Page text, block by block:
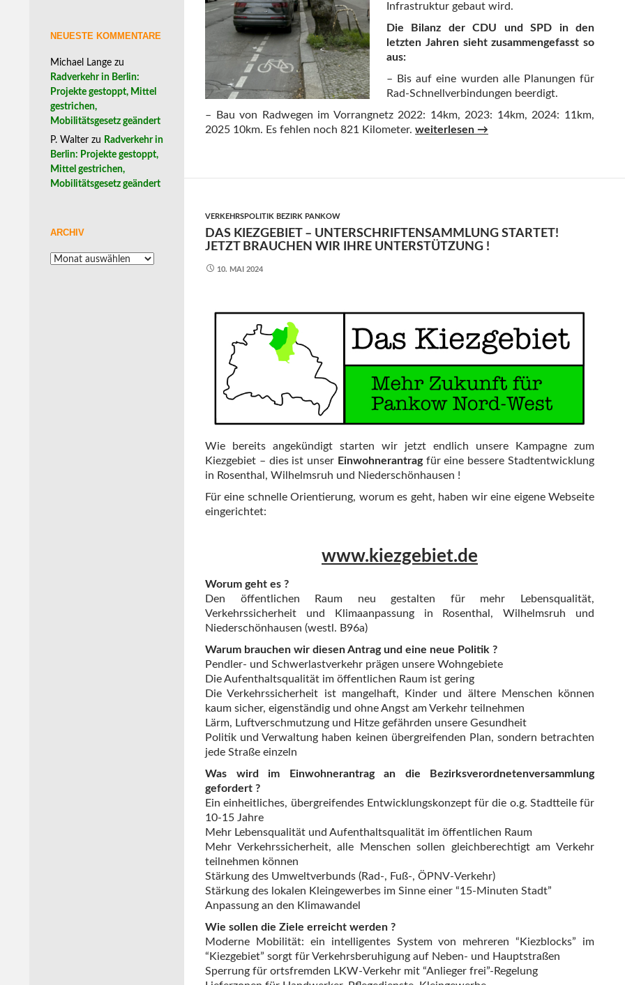
Infrastruktur gebaut wird.
Die Bilanz der CDU und SPD in den
letzten Jahren sieht zusammengefasst so
aus:
– Bis auf eine wurden alle Planungen für
Rad-Schnellverbindungen beerdigt.
– Bau von Radwegen im Vorrangnetz 2022: 14km, 2023: 14km, 2024: 11km,
2025 10km. Es fehlen noch 821 Kilometer. Radverkehr in Berlin: Projekte gestoppt,
weiterlesen →
VERKEHRSPOLITIK BEZIRK PANKOW
DAS KIEZGEBIET – UNTERSCHRIFTENSAMMLUNG STARTET!
JETZT BRAUCHEN WIR IHRE UNTERSTÜTZUNG !
10. MAI 2024
Wie bereits angekündigt starten wir jetzt endlich unsere Kampagne zum
Kiezgebiet – dies ist unser Einwohnerantragfür eine bessere Stadtentwicklung
in Rosenthal, Wilhelmsruh und Niederschönhausen !
Für eine schnelle Orientierung, worum es geht, haben wir eine eigene Webseite
eingerichtet:
www.kiezgebiet.de
Worum geht es ?
Den öffentlichen Raum neu gestalten für mehr Lebensqualität,
Verkehrssicherheit und Klimaanpassung in Rosenthal, Wilhelmsruh und
Niederschönhausen (westl. B96a)
Warum brauchen wir diesen Antrag und eine neue Politik ?
Pendler- und Schwerlastverkehr prägen unsere Wohngebiete
Die Aufenthaltsqualität im öffentlichen Raum ist gering
Die Verkehrssicherheit ist mangelhaft, Kinder und ältere Menschen können
kaum sicher, eigenständig und ohne Angst am Verkehr teilnehmen
Lärm, Luftverschmutzung und Hitze gefährden unsere Gesundheit
Politik und Verwaltung haben keinen übergreifenden Plan, sondern betrachten
jede Straße einzeln
Was wird im Einwohnerantrag an die Bezirksverordnetenversammlung
gefordert ?
Ein einheitliches, übergreifendes Entwicklungskonzept für die o.g. Stadtteile für
10-15 Jahre
Mehr Lebensqualität und Aufenthaltsqualität im öffentlichen Raum
Mehr Verkehrssicherheit, alle Menschen sollen gleichberechtigt am Verkehr
teilnehmen können
Stärkung des Umweltverbunds (Rad-, Fuß-, ÖPNV-Verkehr)
Stärkung des lokalen Kleingewerbes im Sinne einer “15-Minuten Stadt”
Anpassung an den Klimawandel
Wie sollen die Ziele erreicht werden ?
Moderne Mobilität: ein intelligentes System von mehreren “Kiezblocks” im
“Kiezgebiet” sorgt für Verkehrsberuhigung auf Neben- und Hauptstraßen
Sperrung für ortsfremden LKW-Verkehr mit “Anlieger frei”-Regelung
NEUESTE KOMMENTARE
Michael Lange zu
Radverkehr in Berlin:
Projekte gestoppt, Mittel
gestrichen,
Mobilitätsgesetz geändert
P. Walter zu Radverkehr in
Berlin: Projekte gestoppt,
Mittel gestrichen,
Mobilitätsgesetz geändert
ARCHIV
Archiv